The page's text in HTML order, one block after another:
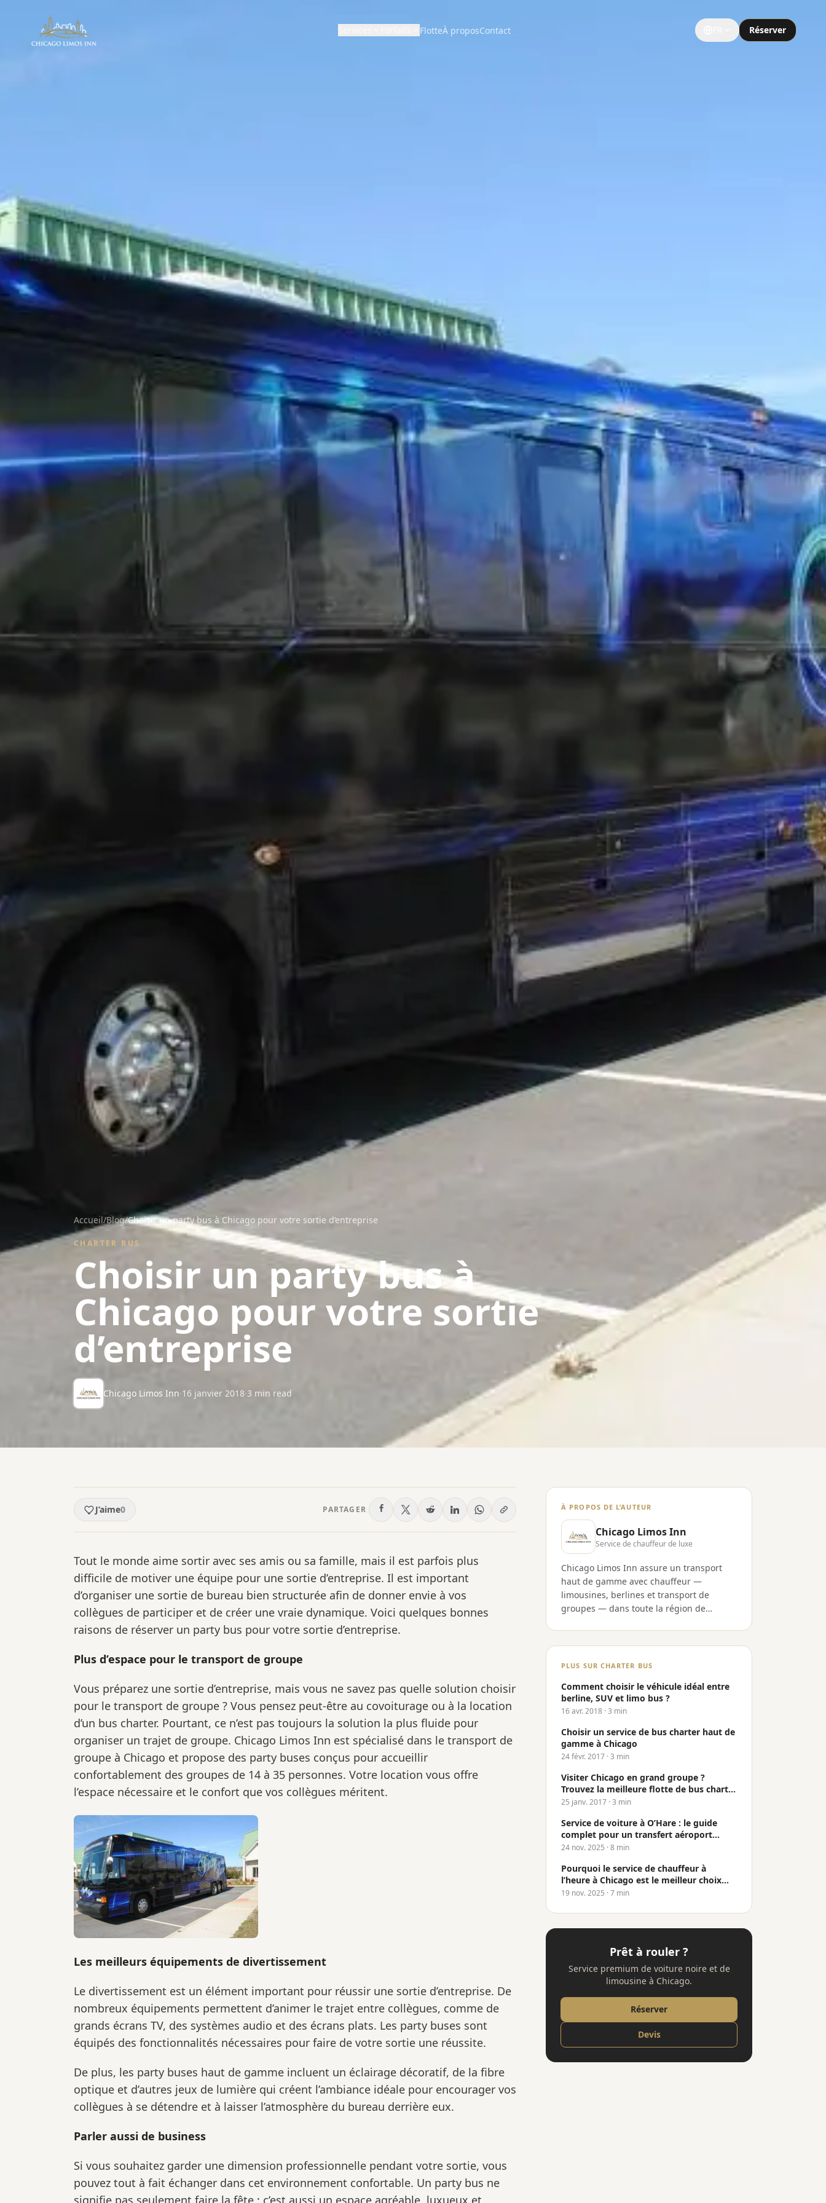
FlotteÀ proposContact Réserver
Accueil/Blog/Choisir un party bus à Chicago pour votre sortie d’entreprise
CHARTER BUS
Choisir un party bus à
Chicago pour votre sortie
d’entreprise
Chicago Limos Inn·16 janvier 2018·3 min read
J’aime0 PARTAGER
Tout le monde aime sortir avec ses amis ou sa famille, mais il est parfois plus
difficile de motiver une équipe pour une sortie d’entreprise. Il est important
d’organiser une sortie de bureau bien structurée afin de donner envie à vos
collègues de participer et de créer une vraie dynamique. Voici quelques bonnes
raisons de réserver un party bus pour votre sortie d’entreprise.
Plus d’espace pour le transport de groupe
Vous préparez une sortie d’entreprise, mais vous ne savez pas quelle solution choisir
pour le transport de groupe ? Vous pensez peut-être au covoiturage ou à la location
d’un bus charter. Pourtant, ce n’est pas toujours la solution la plus fluide pour
organiser un trajet de groupe. Chicago Limos Inn est spécialisé dans le transport de
groupe à Chicago et propose des party buses conçus pour accueillir
confortablement des groupes de 14 à 35 personnes. Votre location vous offre
l’espace nécessaire et le confort que vos collègues méritent.
Les meilleurs équipements de divertissement
Le divertissement est un élément important pour réussir une sortie d’entreprise. De
nombreux équipements permettent d’animer le trajet entre collègues, comme de
grands écrans TV, des systèmes audio et des écrans plats. Les party buses sont
équipés des fonctionnalités nécessaires pour faire de votre sortie une réussite.
De plus, les party buses haut de gamme incluent un éclairage décoratif, de la fibre
optique et d’autres jeux de lumière qui créent l’ambiance idéale pour encourager vos
collègues à se détendre et à laisser l’atmosphère du bureau derrière eux.
Parler aussi de business
Si vous souhaitez garder une dimension professionnelle pendant votre sortie, vous
pouvez tout à fait échanger dans cet environnement confortable. Un party bus ne
signifie pas seulement faire la fête ; c’est aussi un espace agréable, luxueux et
À PROPOS DE L’AUTEUR
Chicago Limos Inn
Service de chauffeur de luxe
Chicago Limos Inn assure un transport
haut de gamme avec chauffeur —
limousines, berlines et transport de
groupes — dans toute la région de
conseils de réservation et l’expertise de
chauffeurs forts de plus de vingt ans
PLUS SUR CHARTER BUS
Comment choisir le véhicule idéal entre
berline, SUV et limo bus ?
16 avr. 2018 · 3 min
Choisir un service de bus charter haut de
gamme à Chicago
24 févr. 2017 · 3 min
Visiter Chicago en grand groupe ?
Trouvez la meilleure flotte de bus charter
à Chicago
25 janv. 2017 · 3 min
Service de voiture à O’Hare : le guide
complet pour un transfert aéroport
fiable à Chicago
24 nov. 2025 · 8 min
Pourquoi le service de chauffeur à
l’heure à Chicago est le meilleur choix
pour les voyages d’affaires et VIP
19 nov. 2025 · 7 min
Prêt à rouler ?
Service premium de voiture noire et de
limousine à Chicago.
Réserver
Devis